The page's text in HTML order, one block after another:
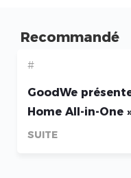
Recommandé
#
GoodWe
Home All-in-One
que se déploie
SUITE